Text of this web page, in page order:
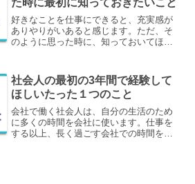
た時に最初に知っておきたいこと
好きなことを仕事にできると、充実感が
ありやりがいあると感じます。ただ、そ
のように思った時に、知っておいてほし
解説します。
社会人の最初の3年間で経験して
ほしいたった１つのこと
会社で働く社会人は、自分の生活のため
に多くの時間を会社に使います。仕事を
する以上、長く過ごす会社での時間を、